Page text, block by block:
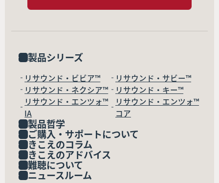
製品シリーズ
リサウンド・ビビア™
リサウンド・サビー™
リサウンド・ネクシア™
リサウンド・キー™
リサウンド・エンツォ™
IA
リサウンド・エンツォ™
コア
製品哲学
ご購入・サポートについて
きこえのコラム
きこえのアドバイス
難聴について
ニュースルーム